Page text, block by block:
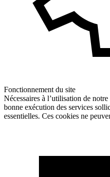
Fonctionnement du site
Nécessaires à l’utilisation de
bonne exécution des services
essentielles. Ces cookies ne